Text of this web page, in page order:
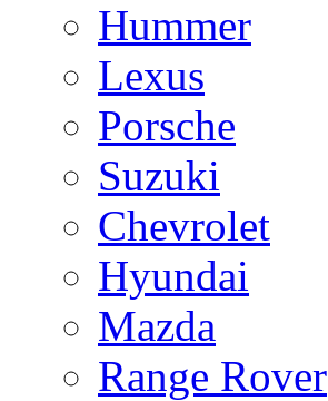
Hummer
Lexus
Porsche
Suzuki
Chevrolet
Hyundai
Mazda
Range Rover